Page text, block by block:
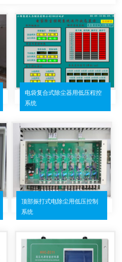
电袋复合式除尘器用低压程控
系统
顶部振打式电除尘用低压控制
系统